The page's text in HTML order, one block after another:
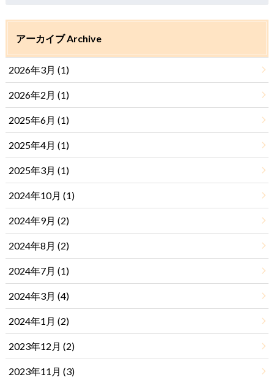
アーカイブ Archive
2026年3月 (1)
2026年2月 (1)
2025年6月 (1)
2025年4月 (1)
2025年3月 (1)
2024年10月 (1)
2024年9月 (2)
2024年8月 (2)
2024年7月 (1)
2024年3月 (4)
2024年1月 (2)
2023年12月 (2)
2023年11月 (3)